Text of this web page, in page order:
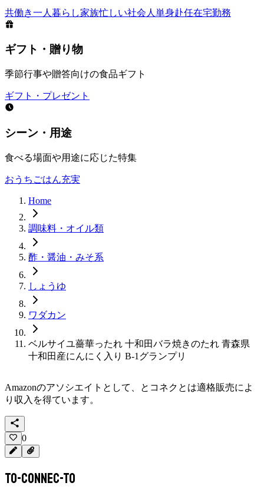
共働き一人暮らし家族忙しい社会人 単身赴任在宅勤務
ギフト・贈り物
季節行事や贈答向けの食品ギフト
ギフト・プレゼント
シーン・用途
食べる場面や用途に応じた特集
おうちごはん充実
Home
調味料・オイル類
酢・醤油・みそ系
しょうゆ
ワダカン
ベルサイユ薔華ったれ 十和田バラ焼きのたれ 青森県
十和田産にんにく入り B-1グランプリ
Amazonのアソシエイトとして、 とコネクと は適格販売によ
り収入を得ています。
0
To-Connec-TO